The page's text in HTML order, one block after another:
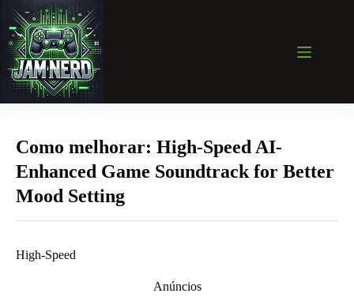
para
conteúdo
Como melhorar: High-Speed AI-
Enhanced Game Soundtrack for Better
Mood Setting
High-Speed
Anúncios